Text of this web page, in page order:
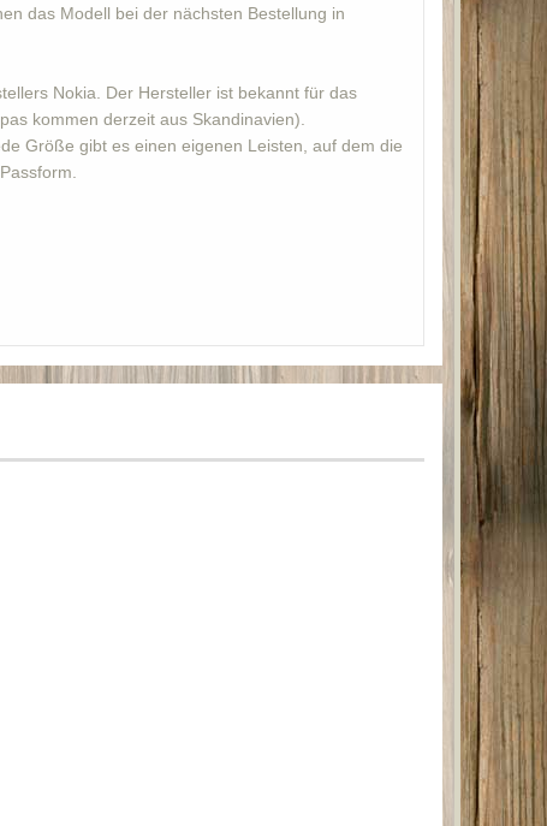
das Modell bei der nächsten Bestellung in
Nokia. Der Hersteller ist bekannt für das
kommen derzeit aus Skandinavien).
Größe gibt es einen eigenen Leisten, auf dem die